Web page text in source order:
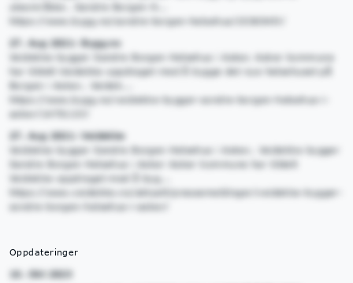
uteområder.. Søndre Borgen H...
https://www.bygg.no/sondre-borgen-helsehus/1536545!/
27. Aug 2021: Bygg.no
Veidekke bygger Søndre Borgen Helsehus i Asker. Asker kommune
har tildelt Veidekke oppdraget med å bygge det nye helsehuset på
Borgen i Asker.. Veidek...
https://www.bygg.no/veidekke-bygger-sondre-borgen-helsehus-i-
asker/1475113!/
27. Aug 2021: Veidekke
Veidekke bygger Søndre Borgen Helsehus i Asker.. Veidekke bygger
Søndre Borgen Helsehus i Asker Asker kommune har tildelt
Veidekke oppdraget med å byg...
https://www.veidekke.no/aktuelt/pressemeldinger/veidekke-bygger-
sondre-borgen-helsehus-i-asker/
Oppdateringer
10. Okt 2023